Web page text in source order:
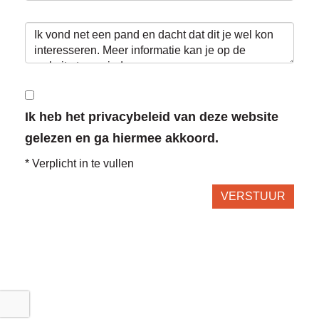
Ik heb het privacybeleid van deze website
gelezen en ga hiermee akkoord.
* Verplicht in te vullen